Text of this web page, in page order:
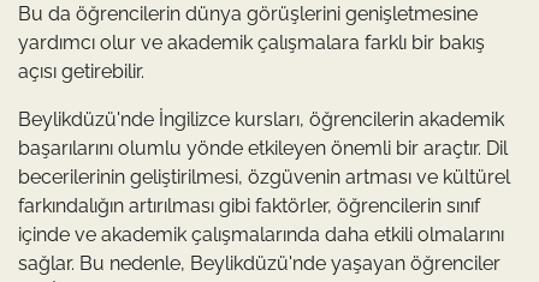
Bu da öğrencilerin dünya görüşlerini genişletmesine
yardımcı olur ve akademik çalışmalara farklı bir bakış
açısı getirebilir.
Beylikdüzü'nde İngilizce kursları, öğrencilerin akademik
başarılarını olumlu yönde etkileyen önemli bir araçtır. Dil
becerilerinin geliştirilmesi, özgüvenin artması ve kültürel
farkındalığın artırılması gibi faktörler, öğrencilerin sınıf
içinde ve akademik çalışmalarında daha etkili olmalarını
sağlar. Bu nedenle, Beylikdüzü'nde yaşayan öğrenciler